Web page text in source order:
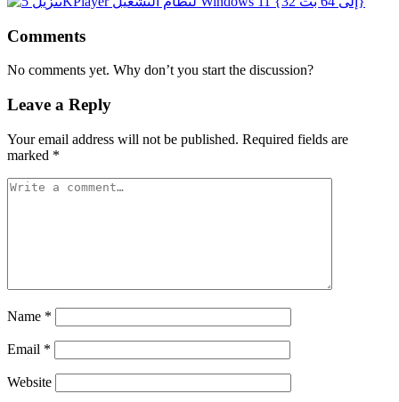
Comments
No comments yet. Why don’t you start the discussion?
Leave a Reply
Your email address will not be published. Required fields are
marked *
Name *
Email *
Website